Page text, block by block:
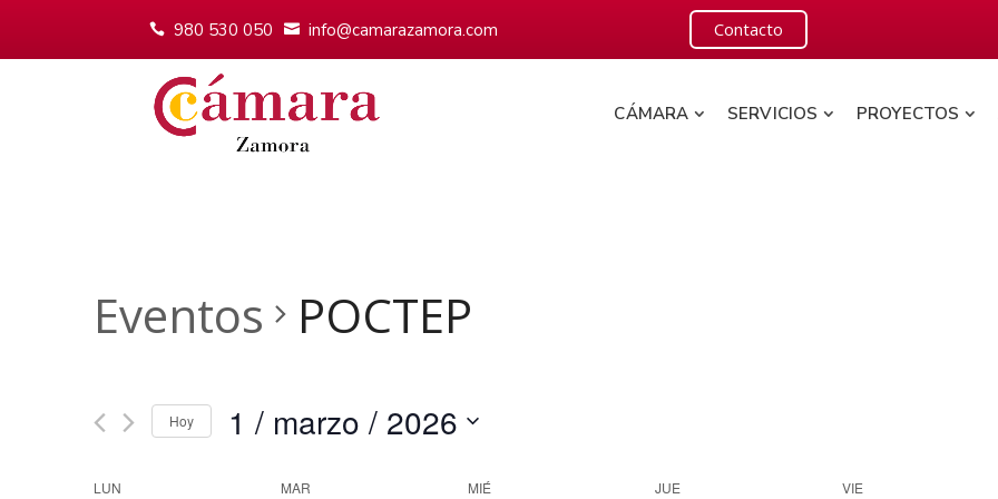
980 530 050 info@camarazamora.com Contacto
CÁMARA SERVICIOS PROYECTOS
Eventos POCTEP
Hoy 1 / marzo / 2026
Calendario
LUN MAR MIÉ JUE VIE